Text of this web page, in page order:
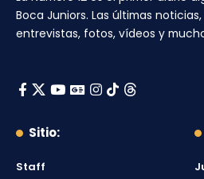
Boca Juniors. Las últimas
entrevistas, fotos, vídeos y
Sitio:
Staff